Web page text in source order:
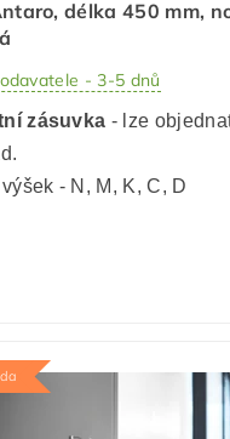
délka 450 mm,
- 3-5 dnů
zásuvka - lze
- N, M, K, C, D